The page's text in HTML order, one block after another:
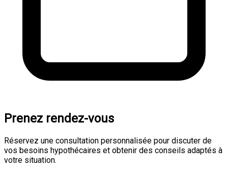
Prenez rendez-vous
Réservez une consultation personnalisée pour discuter de
vos besoins hypothécaires et obtenir des conseils adaptés à
votre situation.